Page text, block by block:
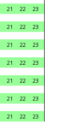
21 22
23
21 22
23
21 22
23
21 22
23
21 22
23
21 22
23
21 22
23